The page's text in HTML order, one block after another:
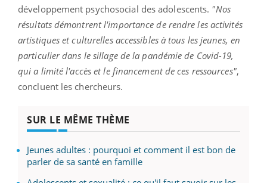
développement psychosocial des adolescents. "Nos
résultats démontrent l'importance de rendre les activités
artistiques et culturelles accessibles à tous les jeunes, en
particulier dans le sillage de la pandémie de Covid-19,
qui a limité l'accès et le financement de ces ressources",
concluent les chercheurs.
SUR LE MÊME THÈME
Jeunes adultes : pourquoi et comment il est bon de
parler de sa santé en famille